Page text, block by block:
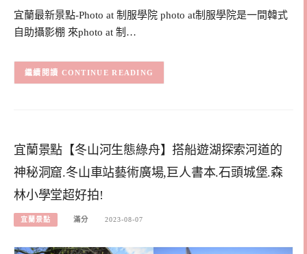
宜蘭最新景點-Photo at 制服學院 photo at制服學院是一間韓式
自助攝影棚 來photo at 制…
CONTINUE READING
宜蘭景點【冬山河生態綠舟】搭船遊湖探索河道的
神秘洞窟.冬山車站藝術廣場,巨人書本.石頭城堡.森
林小學堂超好拍!
宜蘭景點 滿分 2023-08-07